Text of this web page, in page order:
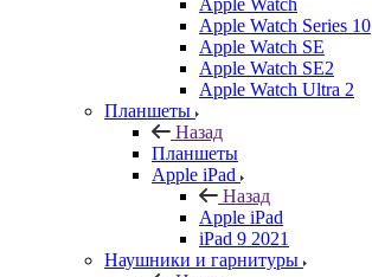
Apple Watch
Apple Watch Series 10
Apple Watch SE
Apple Watch SE2
Apple Watch Ultra 2
Планшеты
Назад
Планшеты
Apple iPad
Назад
Apple iPad
iPad 9 2021
Наушники и гарнитуры